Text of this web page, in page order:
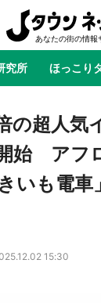
究所 ほっこり
絶景 あの時は
ラス・ダークネス
プロモ動画で「聖
本木ヒルズ展望
の超人気
始 アフ
いも電
15:30